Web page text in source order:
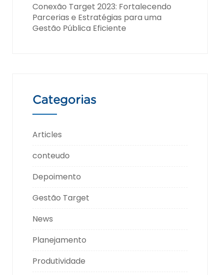
Conexão Target 2023: Fortalecendo
Parcerias e Estratégias para uma
Gestão Pública Eficiente
Categorias
Articles
conteudo
Depoimento
Gestão Target
News
Planejamento
Produtividade